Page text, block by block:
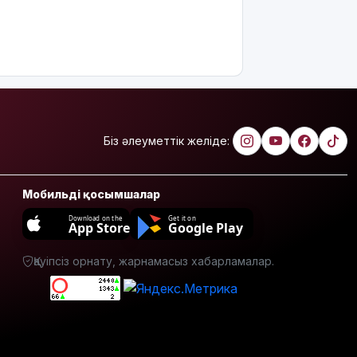
Белгілі
блогер
Астанада
былапыт
сөз
айтқаны
қамауға
алынды
Біз әлеуметтік желіде:
Мобильді қосымшалар
Download on the
App Store
Get it on
Google Play
Қауіпсіз орнату, жарнамасыз хабарламалар.